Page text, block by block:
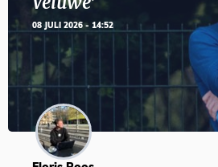
08 JULI 2026 - 14:52